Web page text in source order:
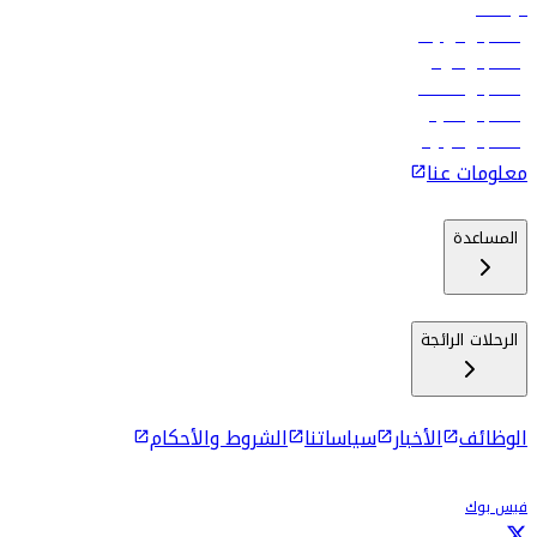
الوظائف
رحلات إلى تبيليسي
رحلات إلى الرياض
رحلات إلى مسقط
رحلات إلى ماليه
رحلات إلى كولومبو
معلومات عنا
المساعدة
الرحلات الرائجة
الوظائف الأخبار سياساتنا الشروط والأحكام
فيس بوك